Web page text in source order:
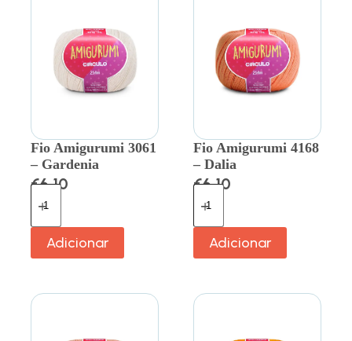
Fio Amigurumi 3061
– Gardenia
€6.10
Adicionar
Fio Amigurumi 4168
– Dalia
€6.10
Adicionar